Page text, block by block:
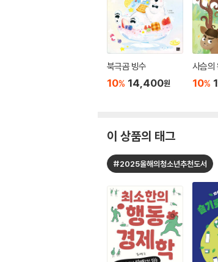
북극곰 빙수
10% 14,400원
사슴의
10%
이 상품의 태그
#2025올해의청소년추천도서